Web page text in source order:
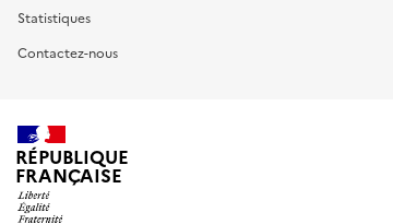
Statistiques
Contactez-nous
RÉPUBLIQUE
FRANÇAISE